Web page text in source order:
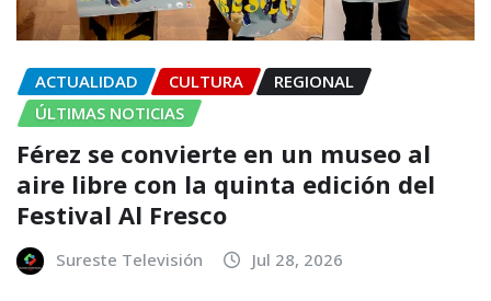
ACTUALIDAD CULTURA
REGIONAL
ÚLTIMAS NOTICIAS
Férez se convierte en un museo al
aire libre con la quinta edición del
Festival Al Fresco
Sureste Televisión Jul 28, 2026